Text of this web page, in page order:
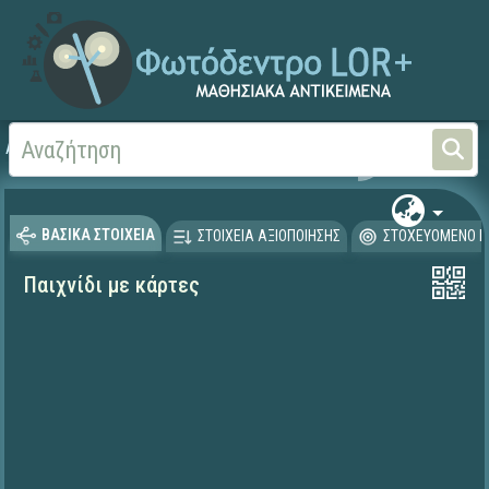
Αρχική
ΒΑΣΙΚΑ ΣΤΟΙΧΕΙΑ ΣΤΟΙΧΕΙΑ ΑΞΙΟΠΟΙΗΣΗΣ ΣΤΟΧΕΥΟΜΕΝΟ
Παιχνίδι με κάρτες